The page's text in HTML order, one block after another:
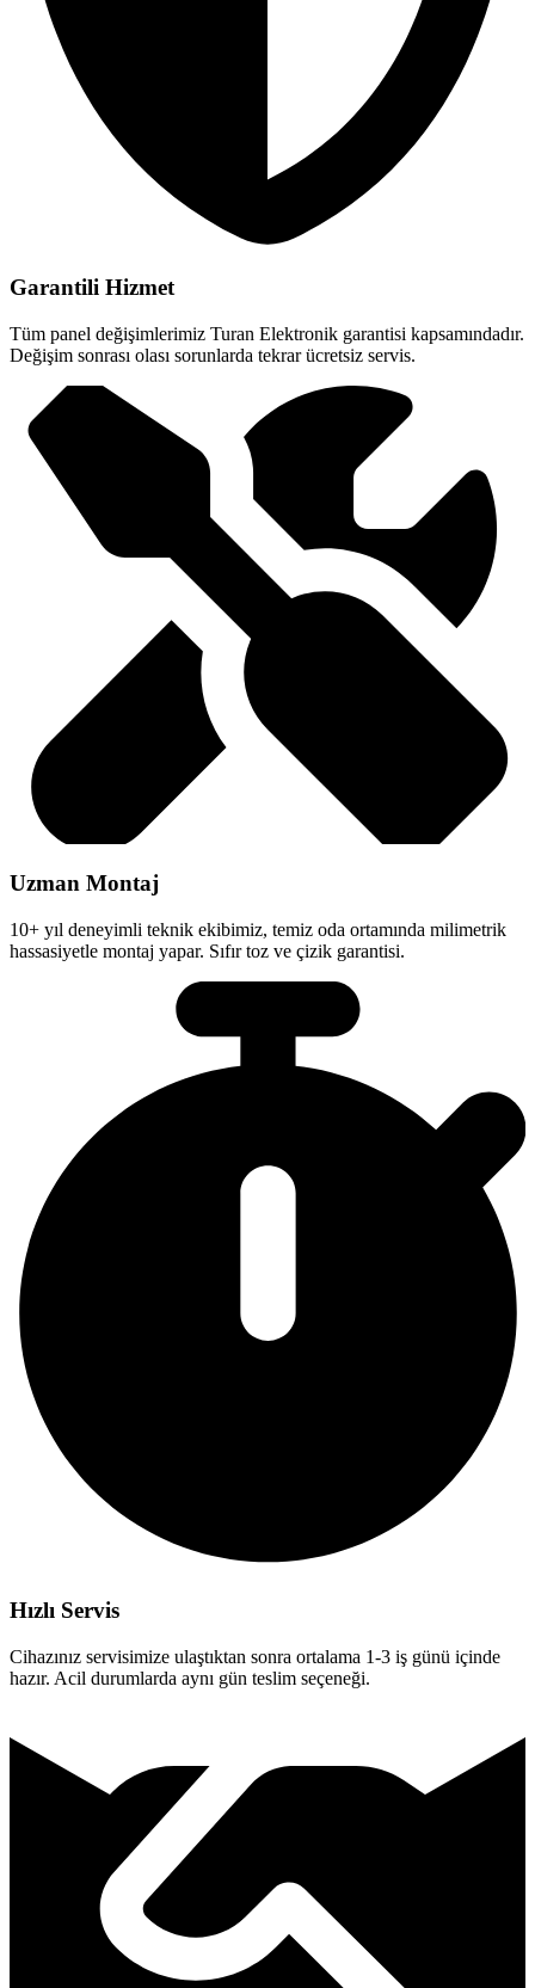
Garantili Hizmet
Tüm panel değişimlerimiz Turan Elektronik garantisi kapsamındadır.
Değişim sonrası olası sorunlarda tekrar ücretsiz servis.
Uzman Montaj
10+ yıl deneyimli teknik ekibimiz, temiz oda ortamında milimetrik
hassasiyetle montaj yapar. Sıfır toz ve çizik garantisi.
Hızlı Servis
Cihazınız servisimize ulaştıktan sonra ortalama 1-3 iş günü içinde
hazır. Acil durumlarda aynı gün teslim seçeneği.